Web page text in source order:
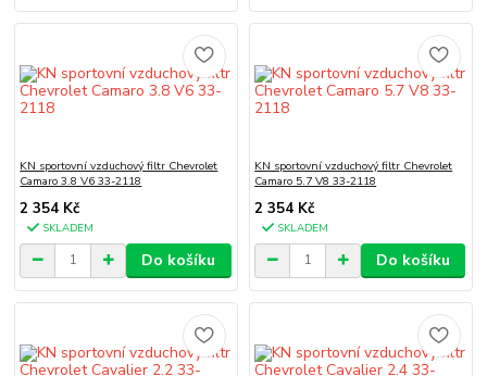
KN sportovní vzduchový filtr Chevrolet
Camaro 3.8 V6 33-2118
2 354 Kč
SKLADEM
Do košíku
KN sportovní vzduchový filtr Chevrolet
Camaro 5.7 V8 33-2118
2 354 Kč
SKLADEM
Do košíku